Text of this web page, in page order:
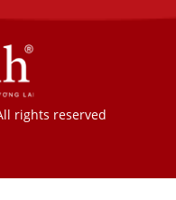
rights reserved